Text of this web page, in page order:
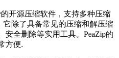
的开源压缩软件，支持多种压缩
它除了具备常见的压缩和解压缩
安全删除等实用工具。PeaZip的
方便.